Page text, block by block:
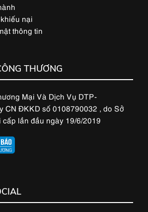
nại
thông tin
THƯƠNG
Mại Và Dịch Vụ DTP-
CN ĐKKD số 0108790032 , do Sở
cấp lần đầu ngày 19/6/2019